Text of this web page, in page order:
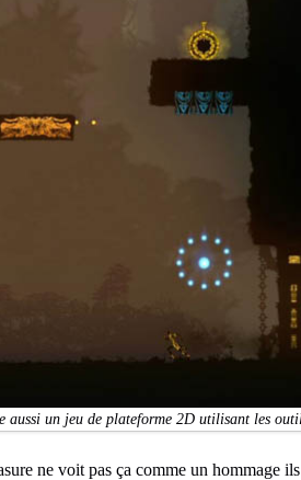
aussi un jeu de plateforme 2D utilisant les
ne voit pas ça comme un hommage